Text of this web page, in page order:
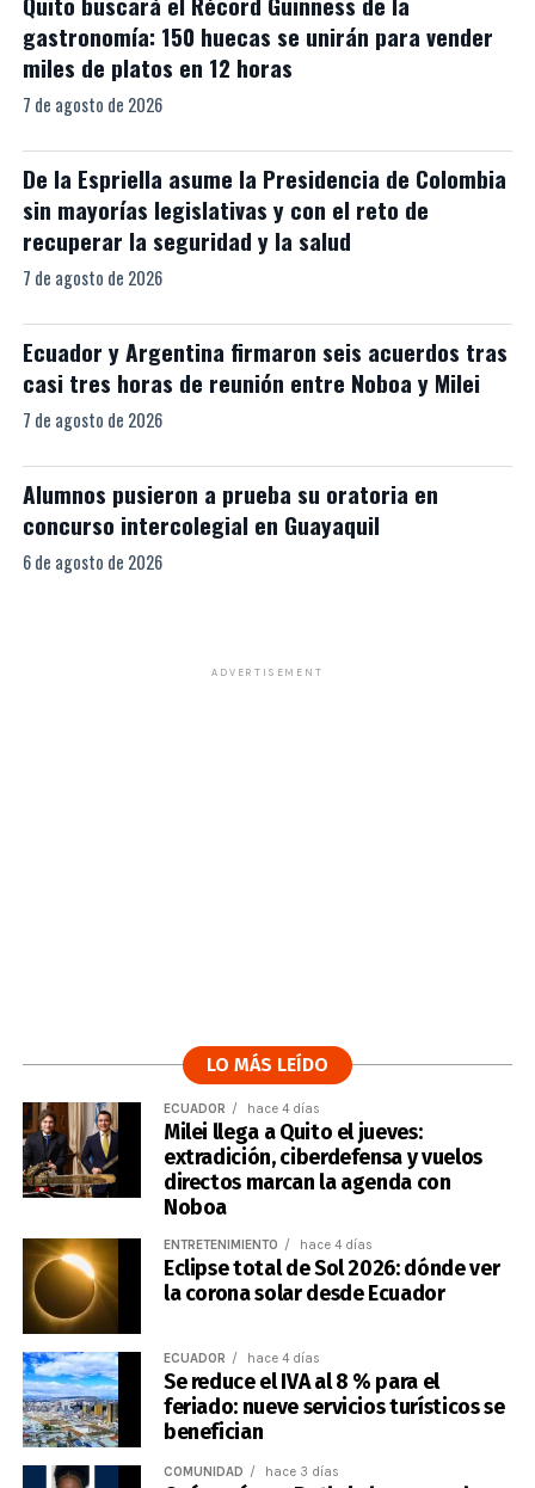
gastronomía: 150 huecas se unirán para vender
miles de platos en 12 horas
7 de agosto de 2026
De la Espriella asume la Presidencia de Colombia
sin mayorías legislativas y con el reto de
recuperar la seguridad y la salud
7 de agosto de 2026
Ecuador y Argentina firmaron seis acuerdos tras
casi tres horas de reunión entre Noboa y Milei
7 de agosto de 2026
Alumnos pusieron a prueba su oratoria en
concurso intercolegial en Guayaquil
6 de agosto de 2026
ADVERTISEMENT
LO MÁS LEÍDO
ECUADOR hace 4 días
Milei llega a Quito el jueves:
extradición, ciberdefensa y vuelos
directos marcan la agenda con
Noboa
ENTRETENIMIENTO hace 4 días
Eclipse total de Sol 2026: dónde ver
la corona solar desde Ecuador
ECUADOR hace 4 días
Se reduce el IVA al 8 % para el
feriado: nueve servicios turísticos se
benefician
COMUNIDAD hace 3 días